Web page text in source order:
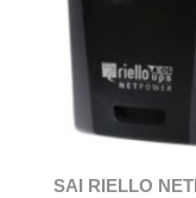
SAI RIELLO